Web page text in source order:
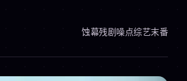
蚀幕残剧 噪点综艺末番